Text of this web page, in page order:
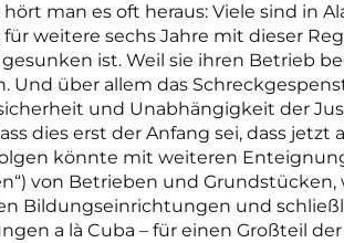
man es oft heraus: Viele sind in
weitere sechs Jahre mit dieser
ist. Weil sie ihren Betrieb
Und über allem das
und Unabhängigkeit der
dies erst der Anfang sei, dass jetzt
könnte mit weiteren
von Betrieben und
Bildungseinrichtungen und
a là Cuba – für einen Großteil